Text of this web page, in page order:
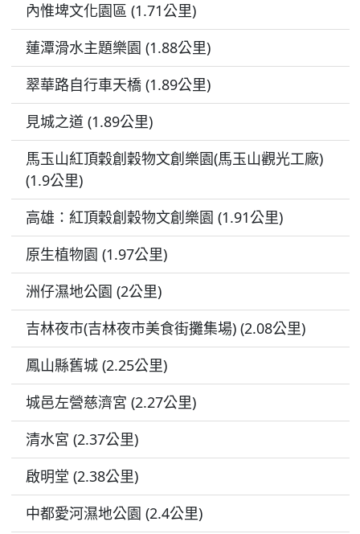
內惟埤文化園區 (1.71公里)
蓮潭滑水主題樂園 (1.88公里)
翠華路自行車天橋 (1.89公里)
見城之道 (1.89公里)
馬玉山紅頂穀創穀物文創樂園(馬玉山觀光工廠)
(1.9公里)
高雄：紅頂穀創穀物文創樂園 (1.91公里)
原生植物園 (1.97公里)
洲仔濕地公園 (2公里)
吉林夜市(吉林夜市美食街攤集場) (2.08公里)
鳳山縣舊城 (2.25公里)
城邑左營慈濟宮 (2.27公里)
清水宮 (2.37公里)
啟明堂 (2.38公里)
中都愛河濕地公園 (2.4公里)